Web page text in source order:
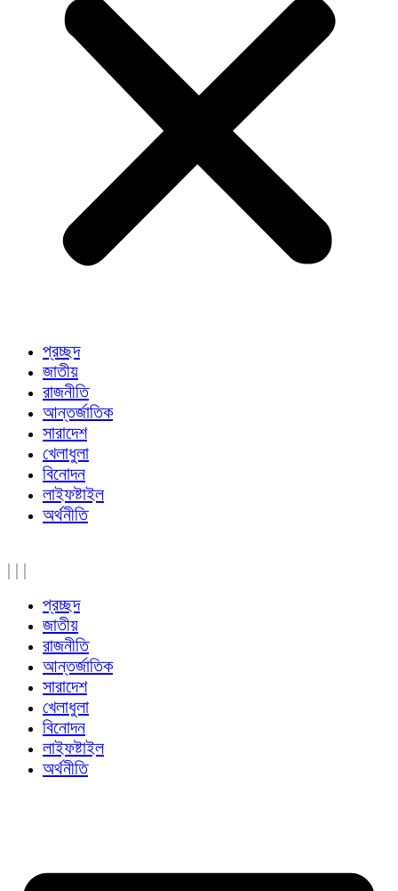
প্রচ্ছদ
জাতীয়
রাজনীতি
আন্তর্জাতিক
সারাদেশ
খেলাধুলা
বিনোদন
লাইফষ্টাইল
অর্থনীতি
| | |
প্রচ্ছদ
জাতীয়
রাজনীতি
আন্তর্জাতিক
সারাদেশ
খেলাধুলা
বিনোদন
লাইফষ্টাইল
অর্থনীতি